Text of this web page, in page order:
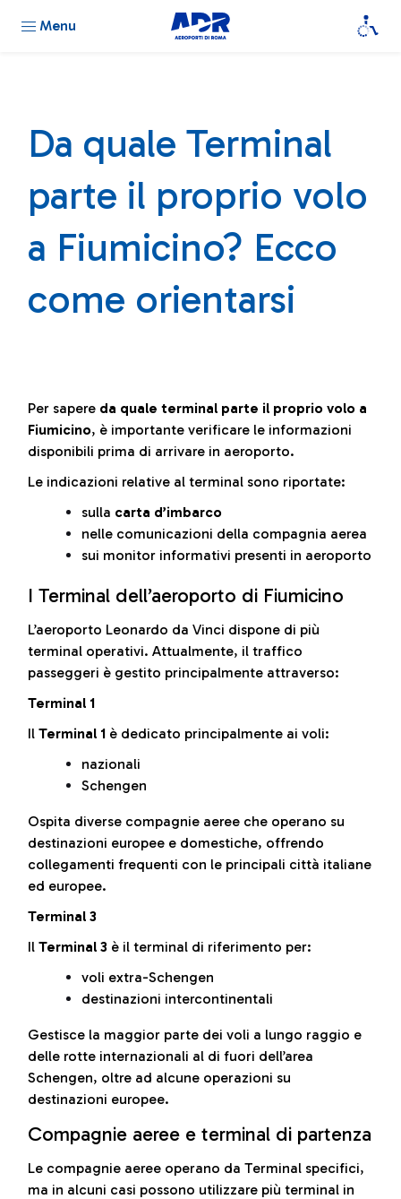
Menu
Da quale Terminal
parte il proprio volo
a Fiumicino? Ecco
come orientarsi
Per sapere da quale terminal parte il proprio volo a
Fiumicino, è importante verificare le informazioni
disponibili prima di arrivare in aeroporto.
Le indicazioni relative al terminal sono riportate:
sulla carta d’imbarco
nelle comunicazioni della compagnia aerea
sui monitor informativi presenti in aeroporto
I Terminal dell’aeroporto di Fiumicino
L’aeroporto Leonardo da Vinci dispone di più
terminal operativi. Attualmente, il traffico
passeggeri è gestito principalmente attraverso:
Terminal 1
Il Terminal 1 è dedicato principalmente ai voli:
nazionali
Schengen
Ospita diverse compagnie aeree che operano su
destinazioni europee e domestiche, offrendo
collegamenti frequenti con le principali città italiane
ed europee.
Terminal 3
Il Terminal 3 è il terminal di riferimento per:
voli extra-Schengen
destinazioni intercontinentali
Gestisce la maggior parte dei voli a lungo raggio e
delle rotte internazionali al di fuori dell’area
Schengen, oltre ad alcune operazioni su
destinazioni europee.
Compagnie aeree e terminal di partenza
Le compagnie aeree operano da Terminal specifici,
ma in alcuni casi possono utilizzare più terminal in